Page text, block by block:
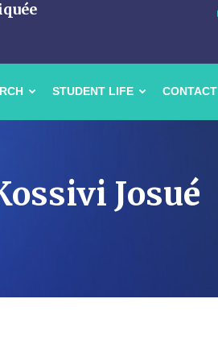
STUDENT LIFE CONTACT
Josué